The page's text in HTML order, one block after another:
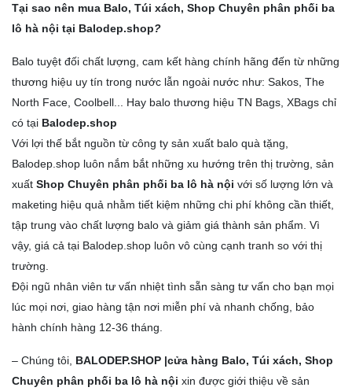
Tại sao nên mua Balo, Túi xách, Shop Chuyên phân phối ba
lô hà nội tại Balodep.shop?
Balo tuyệt đối chất lượng, cam kết hàng chính hãng đến từ những
thương hiệu uy tín trong nước lẫn ngoài nước như: Sakos, The
North Face, Coolbell... Hay balo thương hiệu TN Bags, XBags chỉ
có tại Balodep.shop
Với lợi thế bắt nguồn từ công ty sản xuất balo quà tặng,
Balodep.shop luôn nắm bắt những xu hướng trên thị trường, sản
xuất Shop Chuyên phân phối ba lô hà nội với số lượng lớn và
maketing hiệu quả nhằm tiết kiệm những chi phí không cần thiết,
tập trung vào chất lượng balo và giảm giá thành sản phẩm. Vì
vậy, giá cả tại Balodep.shop luôn vô cùng cạnh tranh so với thị
trường.
Đội ngũ nhân viên tư vấn nhiệt tình sẵn sàng tư vấn cho bạn mọi
lúc mọi nơi, giao hàng tận nơi miễn phí và nhanh chống, bảo
hành chính hàng 12-36 tháng.
– Chúng tôi BALODEP.SHOP |cửa hàng Balo, Túi xách, Shop
Chuyên phân phối ba lô hà nội xin được giới thiệu về sản